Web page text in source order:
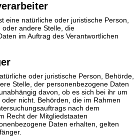
eine natürliche oder juristische Person,
oder andere Stelle, die
im Auftrag des Verantwortlichen
oder juristische Person, Behörde,
Stelle, der personenbezogene Daten
davon, ob es sich bei ihr um
nicht. Behörden, die im Rahmen
nach dem
Recht der Mitgliedstaaten
Daten erhalten, gelten